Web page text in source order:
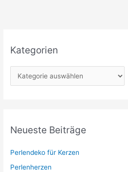
Kategorien
a
g
r
i
Neueste Beiträge
Perlendeko für Kerzen
Perlenherzen